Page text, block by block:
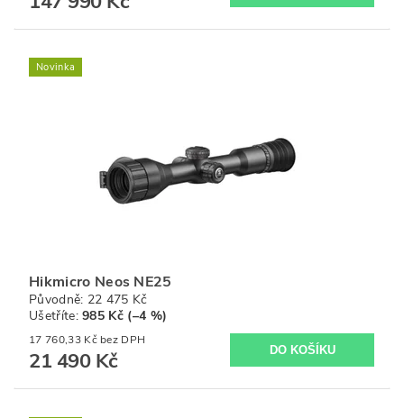
Novinka
Hikmicro Neos NE25
Původně: 22 475 Kč
Ušetříte:985 Kč (–4 %)
17 760,33 Kč bez DPH
21 490 Kč